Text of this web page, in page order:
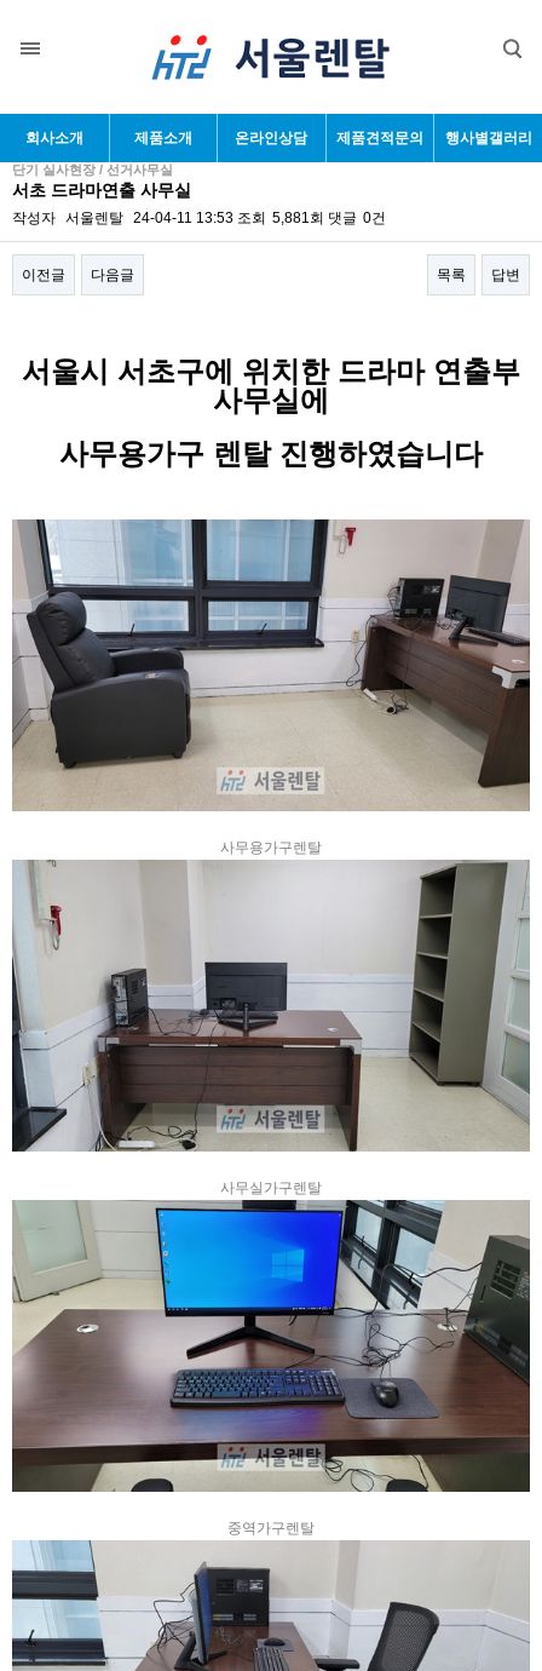
회사소개 제품소개 온라인상담 제품견적문의 행사별갤러리
단기 실사현장 / 선거사무실
서초 드라마연출 사무실
작성자 서울렌탈 24-04-11 13:53 조회 5,881회 댓글 0건
이전글 다음글 목록 답변
서울시 서초구에 위치한 드라마 연출부
사무실에
사무용가구 렌탈 진행하였습니다
사무용가구렌탈
사무실가구렌탈
중역가구렌탈